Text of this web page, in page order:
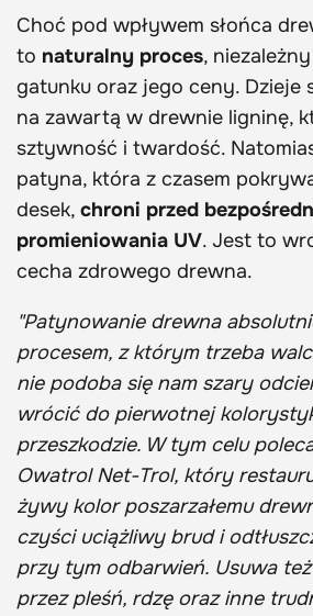
Choć pod wpływem słońca
to naturalny proces,
gatunku oraz jego ceny. Dzieje
na zawartą w drewnie ligninę,
sztywność i twardość.
patyna, która z czasem
desek, chroni przed
promieniowania UV. Jest to
cecha zdrowego drewna.
"Patynowanie drewna
procesem, z którym trzeba
nie podoba się nam szary
wrócić do pierwotnej
przeszkodzie. W tym celu
Owatrol Net-Trol, który
żywy kolor poszarzałemu
czyści uciążliwy brud i
przy tym odbarwień. Usuwa
przez pleśń, rdzę oraz inne